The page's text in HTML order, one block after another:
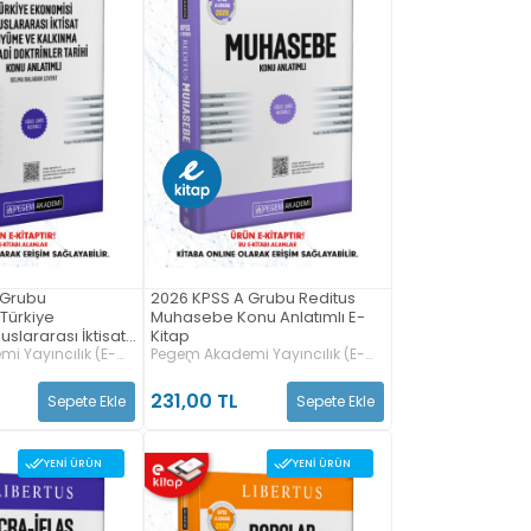
İktisat,
İktisadi
Yayıncılık (E-
Sepete Ekle
2026 KPSS A Grubu Reditus
Muhasebe Konu Anlatımlı E-
Kitap
Pegem Akademi Yayıncılık (E-
Kitap)
231,00 TL Sepete Ekle
YENI ÜRÜN YENI ÜRÜN